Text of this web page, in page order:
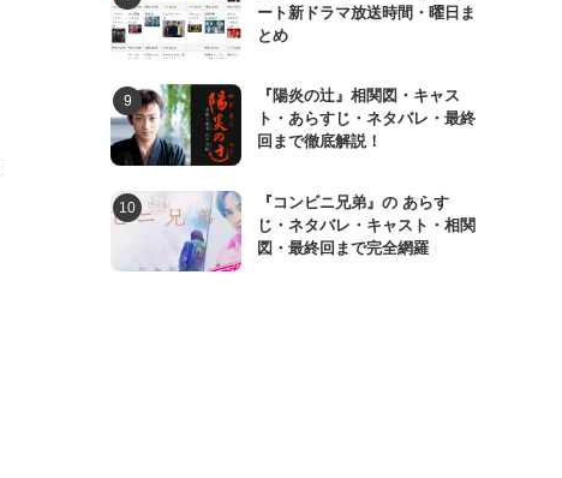
ート新ドラマ放送時間・曜日ま
とめ
『陽炎の辻』相関図・キャス
ト・あらすじ・ネタバレ・最終
回まで徹底解説！
『コンビニ兄弟』の あらす
じ・ネタバレ・キャスト・相関
図・最終回まで完全網羅